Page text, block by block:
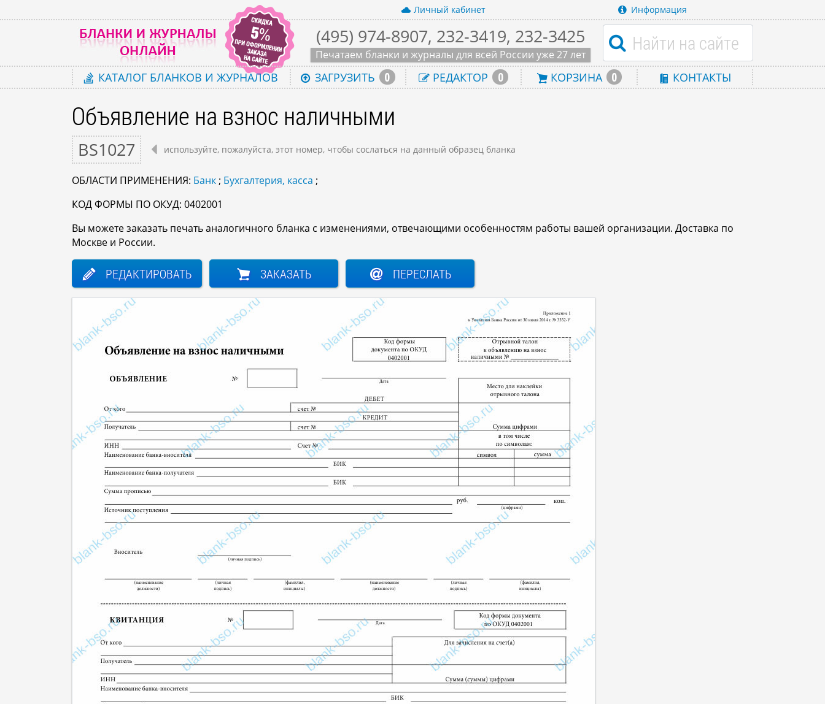
Личный кабинет Информация
(495) 974-8907, 232-3419, 232-3425
Печатаем бланки и журналы для всей России уже 27 лет
КАТАЛОГ БЛАНКОВ И ЖУРНАЛОВ ЗАГРУЗИТЬ 0 РЕДАКТОР 0 КОРЗИНА 0 КОНТАКТЫ
Объявление на взнос наличными
BS1027 используйте, пожалуйста, этот номер, чтобы сослаться на данный образец бланка
ОБЛАСТИ ПРИМЕНЕНИЯ: Банк ; Бухгалтерия, касса ;
КОД ФОРМЫ ПО ОКУД: 0402001
Вы можете заказать печать аналогичного бланка с изменениями, отвечающими особенностям работы вашей организации. Доставка по
Москве и России.
РЕДАКТИРОВАТЬ ЗАКАЗАТЬ ПЕРЕСЛАТЬ